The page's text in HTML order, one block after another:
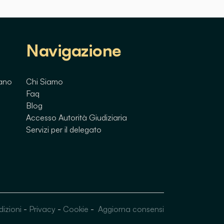
Navigazione
Chi Siamo
Faq
Blog
Accesso Autorità Giudiziaria
Servizi per il delegato
- Privacy - Cookie - Aggiorna consensi